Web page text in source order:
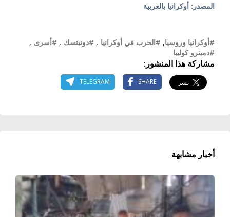
المصدر: أوكرانيا بالعربية
#أوكرانيا وروسيا, #الحرب في أوكرانيا , #دونيتسك , #أسرى ,
#دميترو كوليبا
مشاركة هذا المنشور:
SHARE
TELEGRAM
أخبار مشابهة